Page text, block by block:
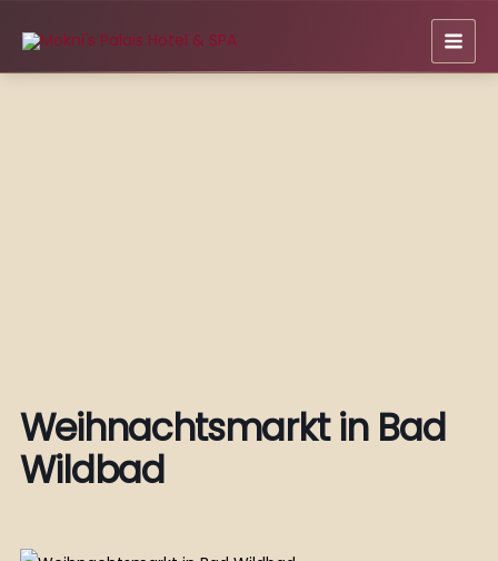
Inhalt
springen
Weihnachtsmarkt in Bad
Wildbad